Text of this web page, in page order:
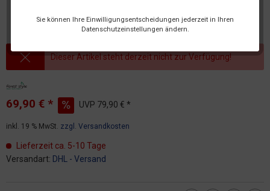
Sie können Ihre Einwilligungsentscheidungen jederzeit in Ihren
Datenschutzeinstellungen ändern.
Dieser Artikel steht derzeit nicht zur Verfügung!
69,90 € * UVP 79,90 € *
inkl. 19 % MwSt. zzgl. Versandkosten
Lieferzeit ca. 5-10 Tage
Versandart: DHL - Versand